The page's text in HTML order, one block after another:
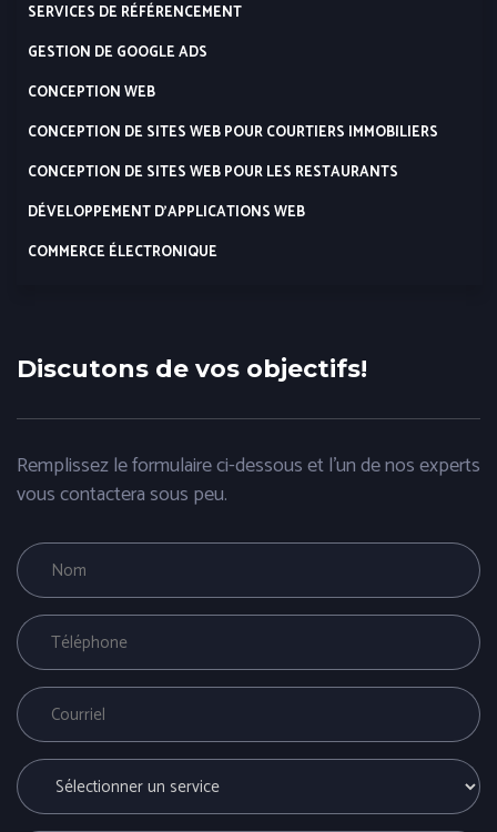
SERVICES DE RÉFÉRENCEMENT
GESTION DE GOOGLE ADS
CONCEPTION WEB
CONCEPTION DE SITES WEB POUR COURTIERS IMMOBILIERS
CONCEPTION DE SITES WEB POUR LES RESTAURANTS
DÉVELOPPEMENT D’APPLICATIONS WEB
COMMERCE ÉLECTRONIQUE
Discutons de vos objectifs!
Remplissez le formulaire ci-dessous et l'un de nos experts
vous contactera sous peu.